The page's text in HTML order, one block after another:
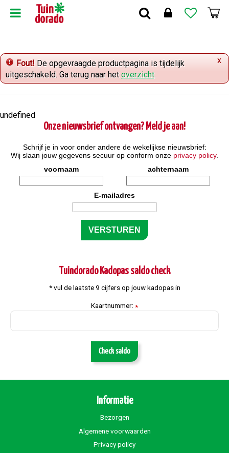
r
o
n
e
x
Fout! De opgevraagde productpagina is tijdelijk
uitgeschakeld. Ga terug naar hetoverzicht.
undefined
Onze nieuwsbrief ontvangen? Meld je aan!
Schrijf je in voor onder andere de wekelijkse nieuwsbrief:
Wij slaan jouw gegevens secuur op conform onze privacy policy.
voornaam
achternaam
E-mailadres
Tuindorado Kadopas saldo check
* vul de laatste 9 cijfers op jouw kadopas in
Kaartnummer: *
Check saldo
Informatie
Bezorgen
Algemene voorwaarden
Privacy policy